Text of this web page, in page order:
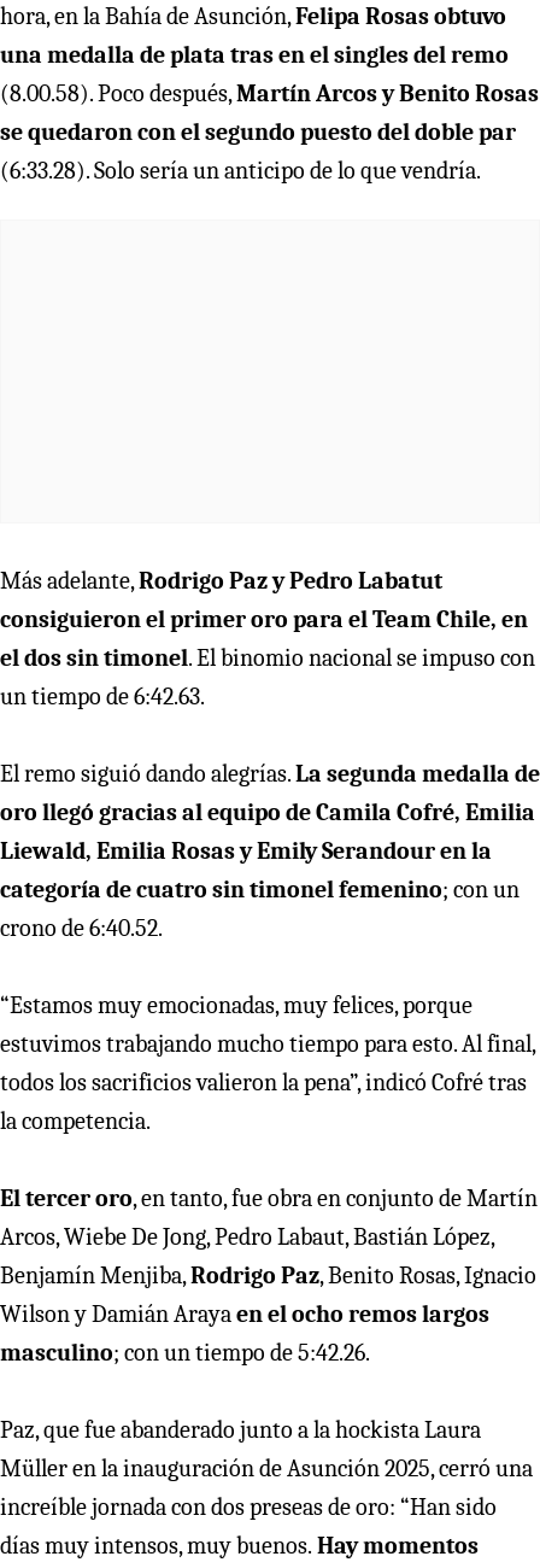
hora, en la Bahía de Asunción,Felipa Rosas obtuvo
una medalla de plata tras en el singles del remo
(8.00.58). Poco después,Martín Arcos y Benito Rosas
se quedaron con el segundo puesto del doble par
(6:33.28). Solo sería un anticipo de lo que vendría.
Más adelante,Rodrigo Paz y Pedro Labatut
consiguieron el primer oro para el Team Chile, en
el dos sin timonel. El binomio nacional se impuso con
un tiempo de 6:42.63.
El remo siguió dando alegrías.La segunda medalla de
oro llegó gracias al equipo de Camila Cofré, Emilia
Liewald, Emilia Rosas y Emily Serandour en la
categoría de cuatro sin timonel femenino; con un
crono de 6:40.52.
“Estamos muy emocionadas, muy felices, porque
estuvimos trabajando mucho tiempo para esto. Al final,
todos los sacrificios valieron la pena”, indicó Cofré tras
la competencia.
El tercer oro, en tanto, fue obra en conjunto de Martín
Arcos, Wiebe De Jong, Pedro Labaut, Bastián López,
Benjamín Menjiba,Rodrigo Paz, Benito Rosas, Ignacio
Wilson y Damián Arayaen el ocho remos largos
masculino; con un tiempo de 5:42.26.
Paz, que fue abanderado junto a la hockista Laura
Müller en la inauguración de Asunción 2025, cerró una
increíble jornada con dos preseas de oro: “Han sido
días muy intensos, muy buenos. Hay momentos